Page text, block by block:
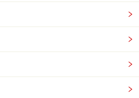
とセンターが出る構造となってい
類などによっては、アバウトにナ
では、しっかりとセンターが出
かったり、走行時に振動（シミ
もあるようです。